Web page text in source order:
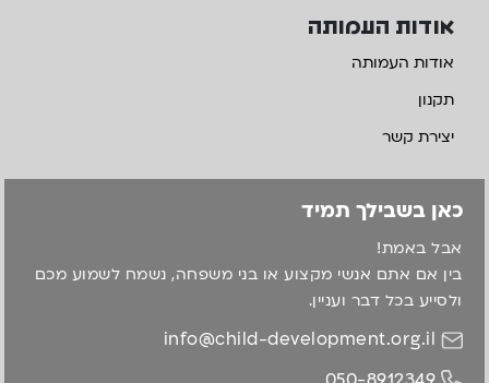
אודות העמותה
אודות העמותה
תקנון
יצירת קשר
כאן בשבילך תמיד
אבל באמת!
בין אם אתם אנשי מקצוע או בני משפחה, נשמח לשמוע מכם
ולסייע בכל דבר ועניין.
info@child-development.org.il